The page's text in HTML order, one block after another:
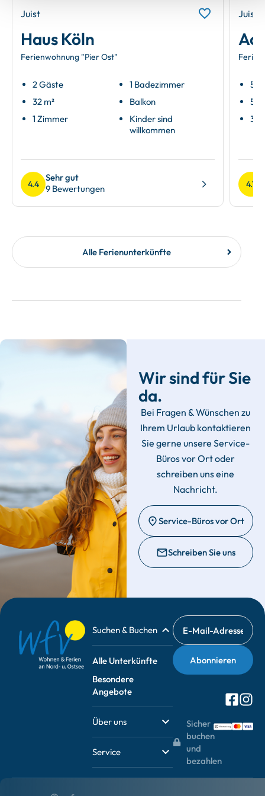
Juist
Haus Köln
Ferienwohnung "Pier Ost"
2 Gäste
32 m²
1 Zimmer
1 Badezimmer
Balkon
Kinder sind
willkommen
4.4
Sehr gut
9 Bewertungen
Juist
5
54
3
4.7
Alle Ferienunterkünfte
Wir sind für Sie
da.
Bei Fragen & Wünschen zu
Ihrem Urlaub kontaktieren
Sie gerne unsere Service-
Büros vor Ort oder
schreiben uns eine
Nachricht.
Service-Büros vor Ort
Schreiben Sie uns
Suchen & Buchen
Alle Unterkünfte
Besondere
Angebote
Über uns
Service
Sicher
buchen
und
bezahlen